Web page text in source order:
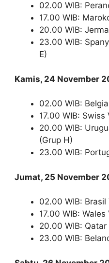
02.00 WIB:
17.00 WIB:
20.00 WIB:
23.00 WIB:
E)
Kamis, 24 November
02.00 WIB:
17.00 WIB: Swiss
20.00 WIB:
(Grup H)
23.00 WIB:
Jumat, 25 November
02.00 WIB: Brasil
17.00 WIB:
20.00 WIB:
23.00 WIB: